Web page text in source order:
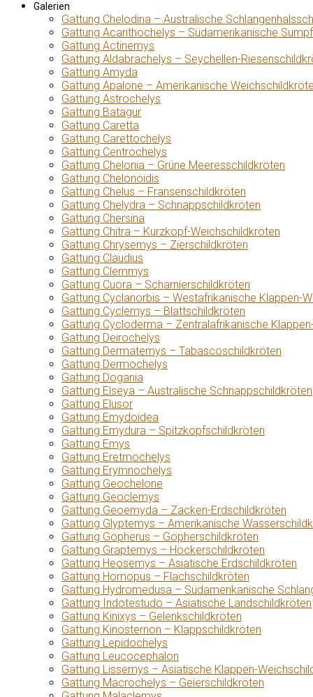
Galerien
Gattung Chelodina – Australische
Gattung Acanthochelys – Südamerikanische
Gattung Actinemys
Gattung Aldabrachelys – Seychellen-
Gattung Amyda
Gattung Apalone – Amerikanische
Gattung Astrochelys
Gattung Batagur
Gattung Caretta
Gattung Carettochelys
Gattung Centrochelys
Gattung Chelonia – Grüne Meeresschildkröten
Gattung Chelonoidis
Gattung Chelus – Fransenschildkröten
Gattung Chelydra – Schnappschildkröten
Gattung Chersina
Gattung Chitra – Kurzkopf-Weichschildkröten
Gattung Chrysemys – Zierschildkröten
Gattung Claudius
Gattung Clemmys
Gattung Cuora – Scharnierschildkröten
Gattung Cyclanorbis – Westafrikanische Klappen-
Gattung Cyclemys – Blattschildkröten
Gattung Cycloderma – Zentralafrikanische
Gattung Deirochelys
Gattung Dermatemys – Tabascoschildkröten
Gattung Dermochelys
Gattung Dogania
Gattung Elseya – Australische Schnappschildkröten
Gattung Elusor
Gattung Emydoidea
Gattung Emydura – Spitzkopfschildkröten
Gattung Emys
Gattung Eretmochelys
Gattung Erymnochelys
Gattung Geochelone
Gattung Geoclemys
Gattung Geoemyda – Zacken-Erdschildkröten
Gattung Glyptemys – Amerikanische
Gattung Gopherus – Gopherschildkröten
Gattung Graptemys – Höckerschildkröten
Gattung Heosemys – Asiatische Erdschildkröten
Gattung Homopus – Flachschildkröten
Gattung Hydromedusa – Südamerikanische
Gattung Indotestudo – Asiatische Landschildkröten
Gattung Kinixys – Gelenkschildkröten
Gattung Kinosternon – Klappschildkröten
Gattung Lepidochelys
Gattung Leucocephalon
Gattung Lissemys – Asiatische Klappen-
Gattung Macrochelys – Geierschildkröten